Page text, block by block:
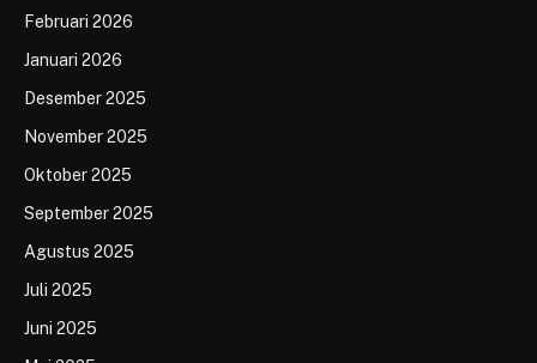
Februari 2026
Januari 2026
Desember 2025
November 2025
Oktober 2025
September 2025
Agustus 2025
Juli 2025
Juni 2025